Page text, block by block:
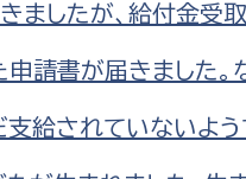
子ども政策課
子ども若者支
したが、給付金受
請書が届きました。
給されていないよう